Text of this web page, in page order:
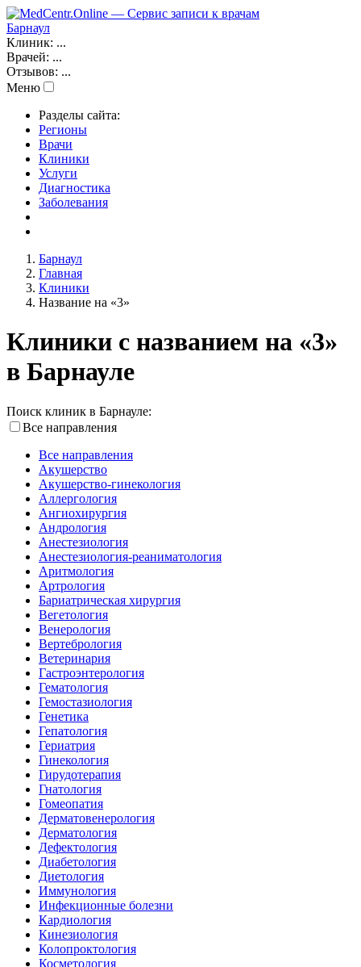
Барнаул
Клиник: ...
Врачей: ...
Отзывов: ...
Меню
Разделы сайта:
Регионы
Врачи
Клиники
Услуги
Диагностика
Заболевания
Барнаул
Главная
Клиники
Название на «3»
Клиники с названием на «3»
в Барнауле
Поиск клиник в Барнауле:
Все направления
Все направления
Акушерство
Акушерство-гинекология
Аллергология
Ангиохирургия
Андрология
Анестезиология
Анестезиология-реаниматология
Аритмология
Артрология
Бариатрическая хирургия
Вегетология
Венерология
Вертебрология
Ветеринария
Гастроэнтерология
Гематология
Гемостазиология
Генетика
Гепатология
Гериатрия
Гинекология
Гирудотерапия
Гнатология
Гомеопатия
Дерматовенерология
Дерматология
Дефектология
Диабетология
Диетология
Иммунология
Инфекционные болезни
Кардиология
Кинезиология
Колопроктология
Косметология